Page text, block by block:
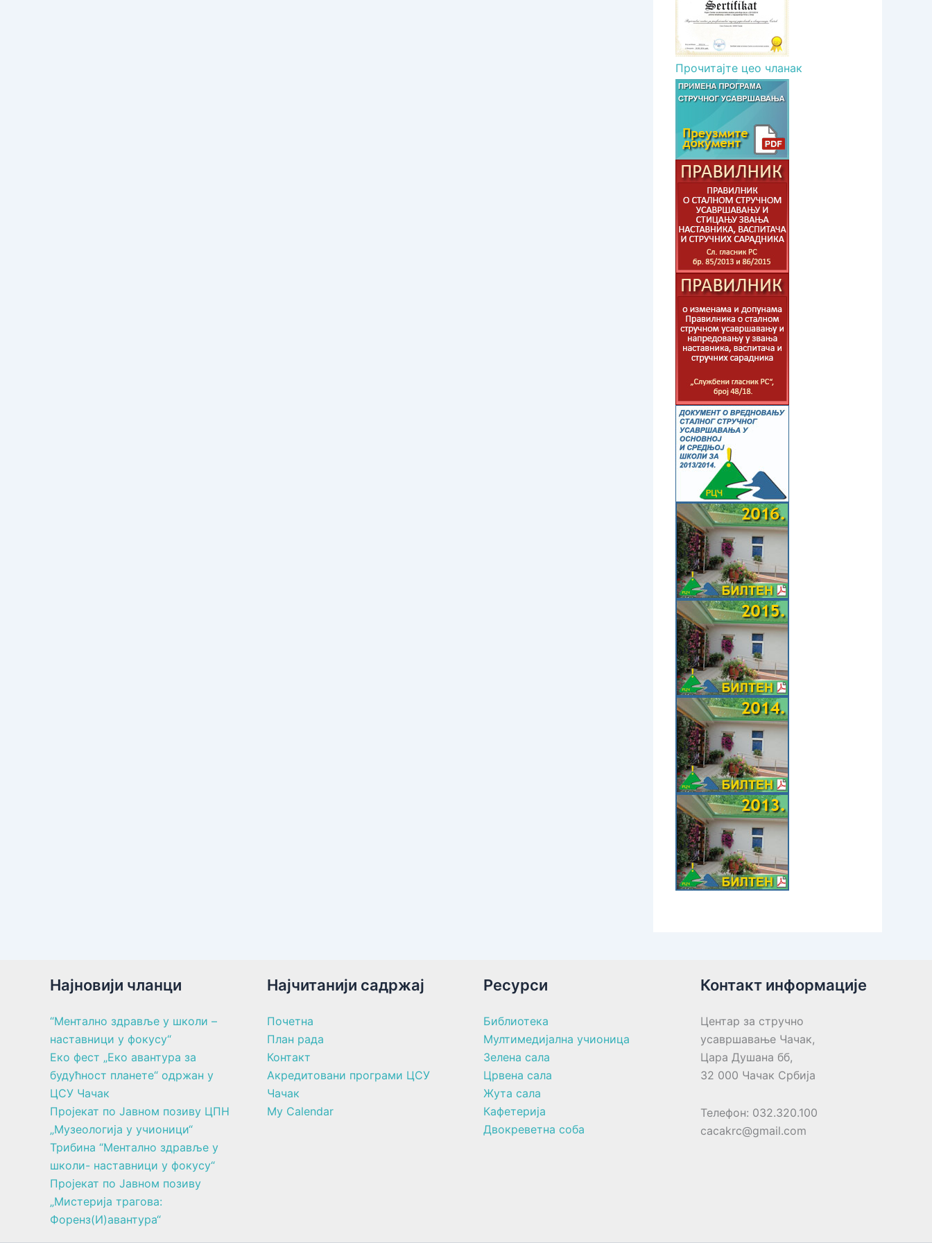
Прочитајте цео чланак
Најновији чланци
“Ментално здравље у школи –
наставници у фокусу“
Еко фест „Еко авантура за
будућност планете“ одржан у
ЦСУ Чачак
Пројекат по Јавном позиву ЦПН
„Музеологија у учионици“
Трибина “Ментално здравље у
школи- наставници у фокусу“
Пројекат по Јавном позиву
„Мистерија трагова:
Форенз(И)авантура“
Најчитанији садржај
Почетна
План рада
Контакт
Акредитовани програми ЦСУ
Чачак
My Calendar
Ресурси
Библиотека
Мултимедијална учионица
Зелена сала
Црвена сала
Жута сала
Кафетерија
Двокреветна соба
Контакт информације
Центар за стручно
усавршавање Чачак,
Цара Душана бб,
32 000 Чачак Србија
Телефон: 032.320.100
cacakrc@gmail.com